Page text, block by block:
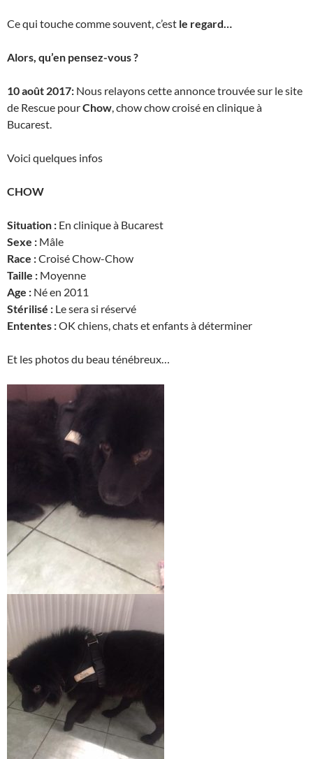
Ce qui touche comme souvent, c’est le regard…
Alors, qu’en pensez-vous ?
10 août 2017: Nous relayons cette annonce trouvée sur le site
de Rescue pourChow, chow chow croisé en clinique à
Bucarest.
Voici quelques infos
CHOW
Situation : En clinique à Bucarest
Sexe : Mâle
Race :Croisé Chow-Chow
Taille : Moyenne
Age : Né en 2011
Stérilisé : Le sera si réservé
Ententes :OK chiens, chats et enfants à déterminer
Et les photos du beau ténébreux…